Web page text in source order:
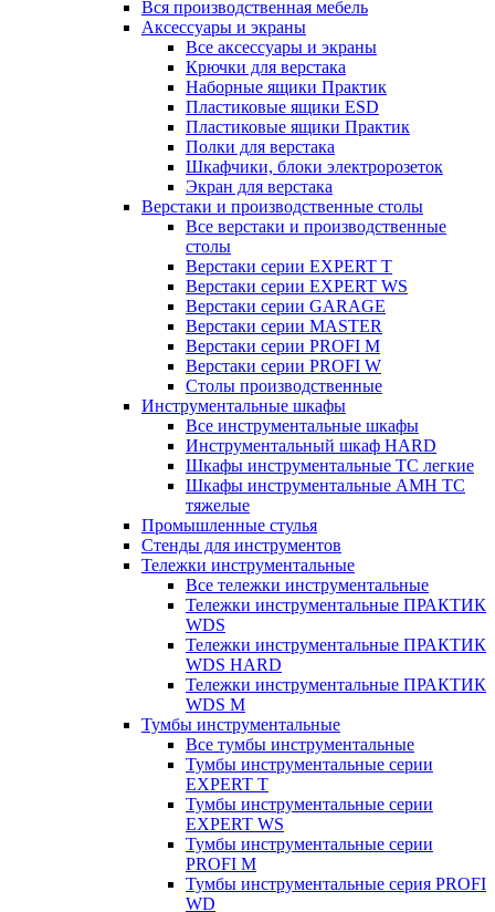
Вся производственная мебель
Аксессуары и экраны
Все аксессуары и экраны
Крючки для верстака
Наборные ящики Практик
Пластиковые ящики ESD
Пластиковые ящики Практик
Полки для верстака
Шкафчики, блоки электророзеток
Экран для верстака
Верстаки и производственные столы
Все верстаки и производственные
столы
Верстаки серии EXPERT T
Верстаки серии EXPERT WS
Верстаки серии GARAGE
Верстаки серии MASTER
Верстаки серии PROFI M
Верстаки серии PROFI W
Столы производственные
Инструментальные шкафы
Все инструментальные шкафы
Инструментальный шкаф HARD
Шкафы инструментальные ТС легкие
Шкафы инструментальные AMH TC
тяжелые
Промышленные стулья
Стенды для инструментов
Тележки инструментальные
Все тележки инструментальные
Тележки инструментальные ПРАКТИК
WDS
Тележки инструментальные ПРАКТИК
WDS HARD
Тележки инструментальные ПРАКТИК
WDS M
Тумбы инструментальные
Все тумбы инструментальные
Тумбы инструментальные серии
EXPERT T
Тумбы инструментальные серии
EXPERT WS
Тумбы инструментальные серии
PROFI M
Тумбы инструментальные серия PROFI
WD